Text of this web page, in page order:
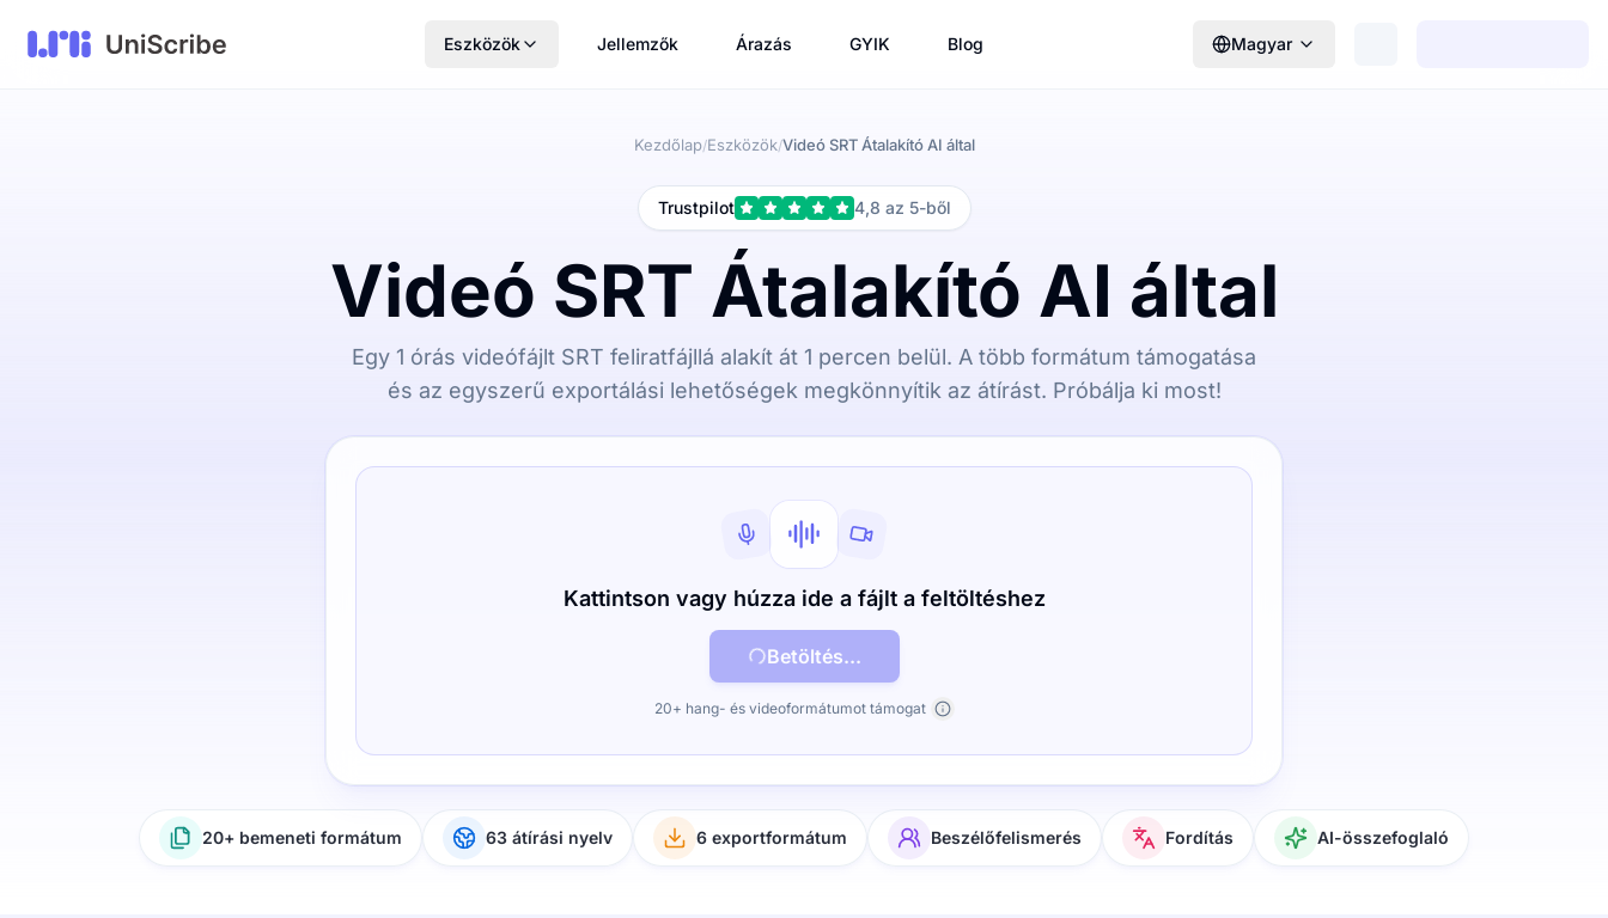
Eszközök Jellemzők Árazás GYIK Blog Magyar
Kezdőlap/Eszközök/Videó SRT Átalakító AI által
Trustpilot 4,8 az 5-ből
Videó SRT Átalakító AI által
Egy 1 órás videófájlt SRT feliratfájllá alakít át 1 percen belül. A több formátum támogatása
és az egyszerű exportálási lehetőségek megkönnyítik az átírást. Próbálja ki most!
Kattintson vagy húzza ide a fájlt a feltöltéshez
Betöltés...
20+ hang- és videoformátumot támogat
20+ bemeneti formátum 63 átírási nyelv 6 exportformátum Beszélőfelismerés Fordítás AI-összefoglaló